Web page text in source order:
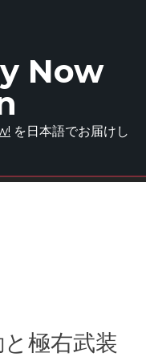
Now
を日本語でお届けし
極右武装